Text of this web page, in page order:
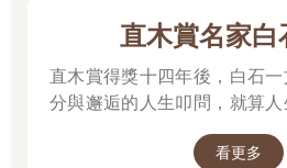
直木賞名家白
直木賞得獎十四年後，白石
分與邂逅的人生叩問，就算人
看更多